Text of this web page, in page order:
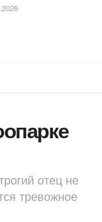
отец не
тревожное